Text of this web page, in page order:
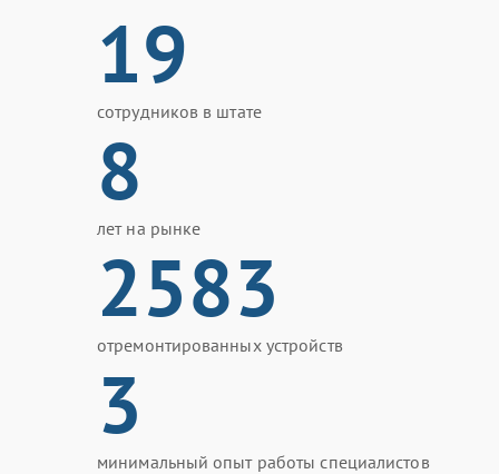
19
сотрудников в штате
8
лет на рынке
2583
отремонтированных устройств
3
минимальный опыт работы специалистов